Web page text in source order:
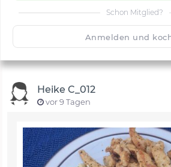
Schon Mitglied?
Anmelden und
🙂
Heike C_012
vor 9 Tagen